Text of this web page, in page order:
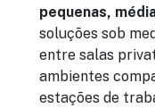
pequenas,
soluções sob
entre salas
ambientes
estações de